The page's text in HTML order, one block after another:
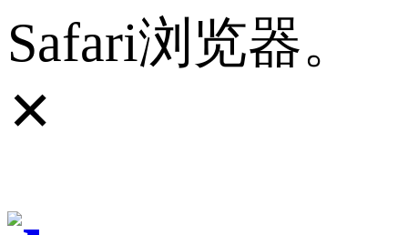
Safari浏览器。
✕